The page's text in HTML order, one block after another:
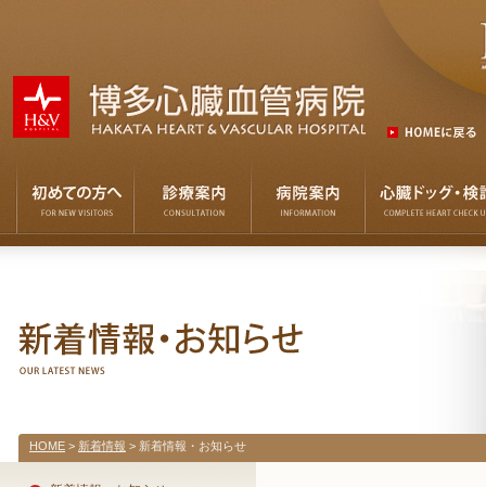
HOME > 新着情報 > 新着情報・お知らせ